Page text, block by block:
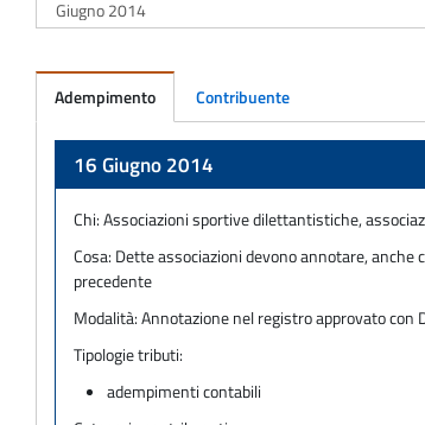
Adempimento Contribuente
16 Giugno 2014
Chi:Associazioni sportive dilettantistiche,
Cosa: Dette associazioni devono annotare,
precedente
Modalità:Annotazione nel registro approvato
Tipologie tributi:
adempimenti contabili